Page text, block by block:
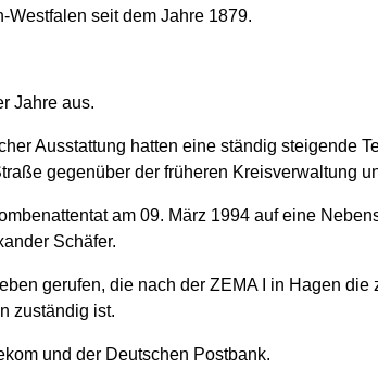
Westfalen seit dem Jahre 1879.
Jahre aus.
Ausstattung hatten eine ständig steigende
gegenüber der früheren Kreisverwaltung
am 09. März 1994 auf eine
Schäfer.
gerufen, die nach der ZEMA I in Hagen
zuständig ist.
und der Deutschen Postbank.